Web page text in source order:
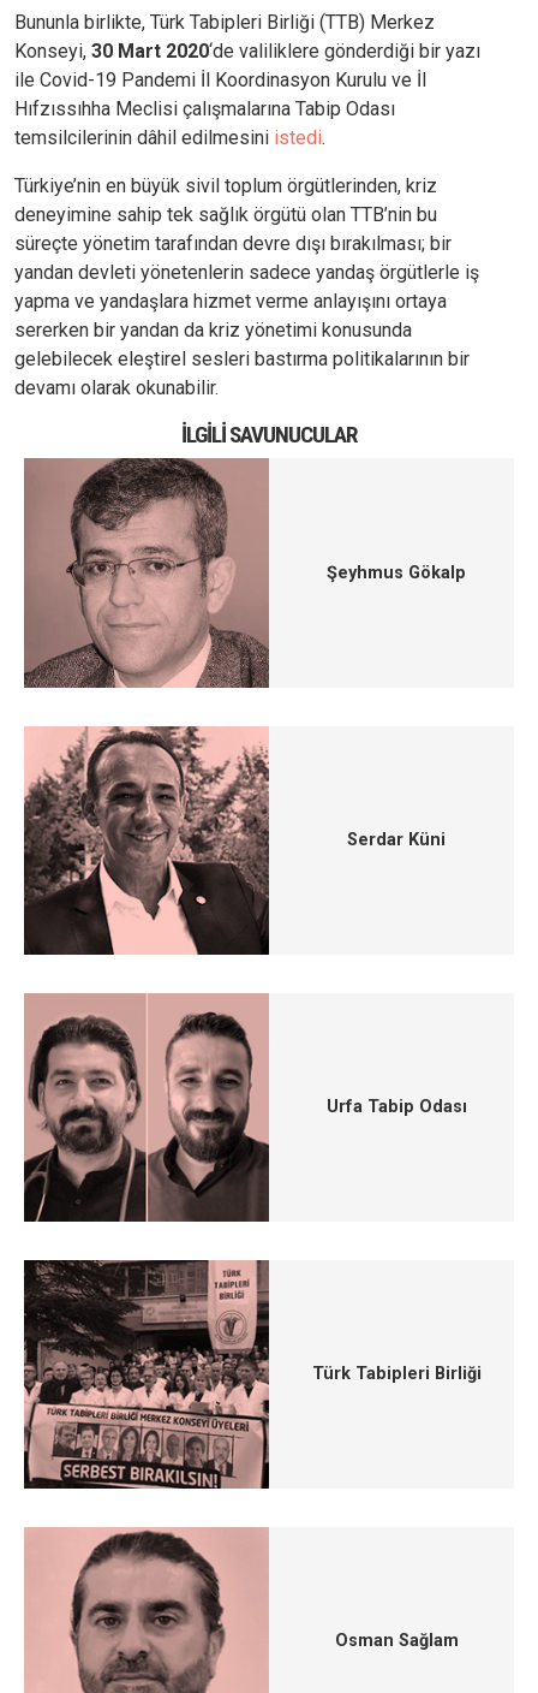
Bununla birlikte, Türk Tabipleri Birliği (TTB) Merkez
Konseyi, 30 Mart 2020‘de valiliklere gönderdiği bir yazı
ile Covid-19 Pandemi İl Koordinasyon Kurulu ve İl
Hıfzıssıhha Meclisi çalışmalarına Tabip Odası
temsilcilerinin dâhil edilmesini istedi.
Türkiye’nin en büyük sivil toplum örgütlerinden, kriz
deneyimine sahip tek sağlık örgütü olan TTB’nin bu
süreçte yönetim tarafından devre dışı bırakılması; bir
yandan devleti yönetenlerin sadece yandaş örgütlerle iş
yapma ve yandaşlara hizmet verme anlayışını ortaya
sererken bir yandan da kriz yönetimi konusunda
gelebilecek eleştirel sesleri bastırma politikalarının bir
devamı olarak okunabilir.
İLGILI SAVUNUCULAR
Şeyhmus Gökalp
Serdar Küni
Urfa Tabip Odası
Türk Tabipleri Birliği
Osman Sağlam